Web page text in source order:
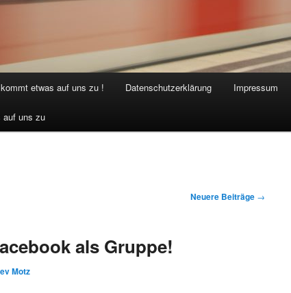
etwas auf uns zu ! Datenschutzerklärung Impressum
auf uns zu
Neuere Beiträge →
als Gruppe!
Motz